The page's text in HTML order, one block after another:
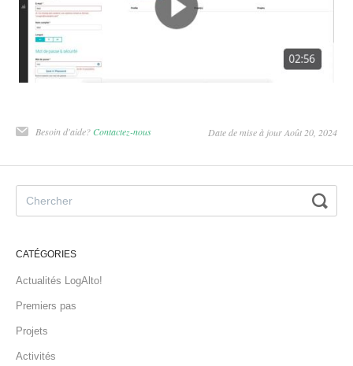
Besoin d'aide? Contactez-nous Date de mise à jour Août 20, 2024
CATÉGORIES
Actualités LogAlto!
Premiers pas
Projets
Activités